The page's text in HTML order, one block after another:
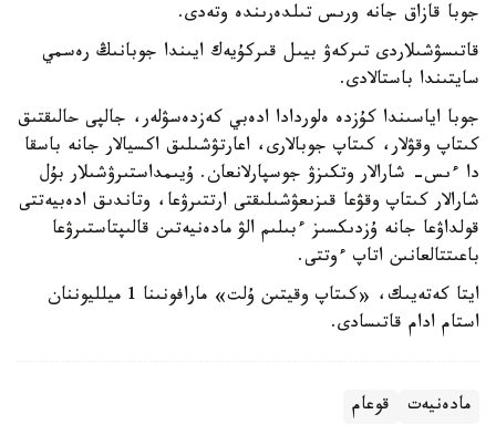
جوبا قازاق جانە ورىس تىلدەرىندە وتەدى.
قاتىسۋشىلاردى تىركەۋ بيىل قىركۇيەك ايىندا جوبانىڭ رەسمي
سايتىندا باستالادى.
جوبا اياسىندا كۇزدە ەلوردادا ادەبي كەزدەسۋلەر، جالپى حالىقتىق
كىتاپ وقۋلار، كىتاپ جوبالارى، اعارتۋشىلىق اكسيالار جانە باسقا
دا ءىس- شارالار وتكىزۋ جوسپارلانعان. ۇيىمداستىرۋشىلار بۇل
شارالار كىتاپ وقۋعا قىزىعۋشىلىقتى ارتتىرۋعا، وتاندىق ادەبيەتتى
قولداۋعا جانە ۇزدىكسىز ءبىلىم الۋ مادەنيەتىن قالىپتاستىرۋعا
باعىتتالعانىن اتاپ ءوتتى.
ايتا كەتەيىك، «كىتاپ وقيتىن ۇلت» مارافونىنا 1 ميلليوننان
استام ادام قاتىسادى.
مادەنيەت قوعام